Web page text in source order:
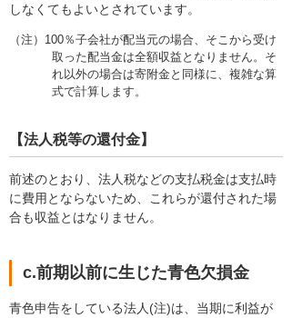
しなくてもよいとされています。
（注）100％子会社が配当元の場合、そこから受け
取った配当金は全額収益となりません。そ
れ以外の場合は寄附金と同様に、複雑な算
式で計算します。
【法人税等の還付金】
前述のとおり、法人税などの支払税金は支払時
に費用とならないため、これらが還付された場
合も収益とはなりません。
c.前期以前に生じた青色欠損金
青色申告をしている法人(注)は、当期に利益が